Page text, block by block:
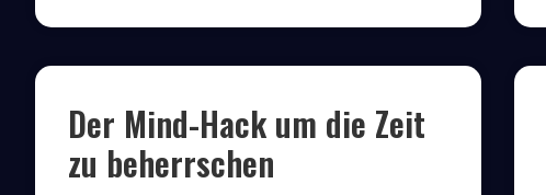
Der Mind-Hack um die Zeit
zu beherrschen